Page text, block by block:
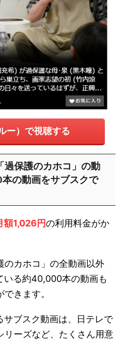
ー）で視聴する
保護のカホコ」の動
の動画をサブスクで
額1,026円の利用料金がか
のカホコ」の全動画以外
いる約40,000本の動画も
きます。
ブスク動画は、日テレで
リーズなど、たくさん用意